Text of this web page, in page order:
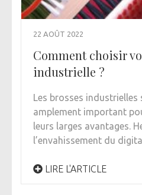
22 AOÛT 2022
Comment choisir
industrielle ?
Les brosses industrielles
amplement important
leurs larges avantages.
l’envahissement du
LIRE L'ARTICLE